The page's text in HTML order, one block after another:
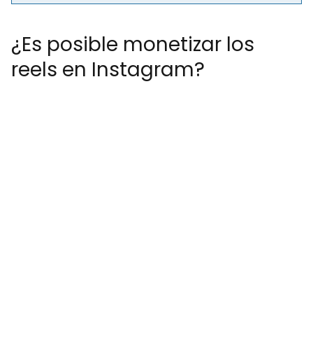
¿Es posible monetizar los
reels en Instagram?